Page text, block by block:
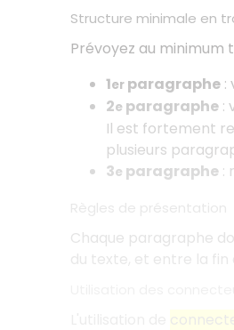
Structure minimale en
Prévoyez au minimum
1erparagraphe:
2e paragraphe:
Il est fortement
plusieurs
3e paragraphe:
Règles de présentation
Chaque paragraphe
du texte, et entre la fin